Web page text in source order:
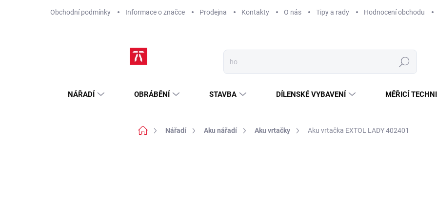
Obchodní podmínky Informace o značce Prodejna Kontakty O nás Tipy a rady Hodnocení obchodu
Hledat
NÁŘADÍ OBRÁBĚNÍ STAVBA DÍLENSKÉ VYBAVENÍ MĚŘICÍ
Domů Nářadí Aku nářadí Aku vrtačky Aku vrtačka EXTOL LADY 402401